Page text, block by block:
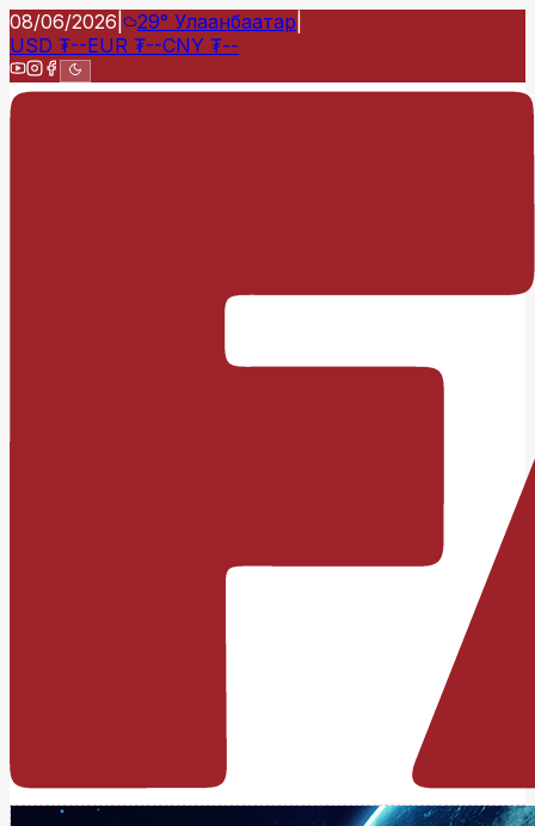
08/06/2026 29° Улаанбаатар
USD ₮--EUR ₮--CNY ₮--